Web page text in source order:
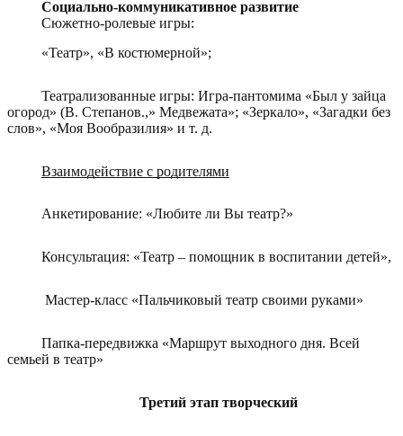
Социально-коммуникативное развитие
Сюжетно-ролевые игры:
«Театр», «В костюмерной»;
Театрализованные игры: Игра-пантомима «Был у зайца
огород» (В. Степанов.,» Медвежата»; «Зеркало», «Загадки без
слов», «Моя Вообразилия» и т. д.
Взаимодействие с родителями
Анкетирование: «Любите ли Вы театр?»
Консультация: «Театр – помощник в воспитании детей»,
Мастер-класс «Пальчиковый театр своими руками»
Папка-передвижка «Маршрут выходного дня. Всей
семьей в театр»
Третий этап творческий